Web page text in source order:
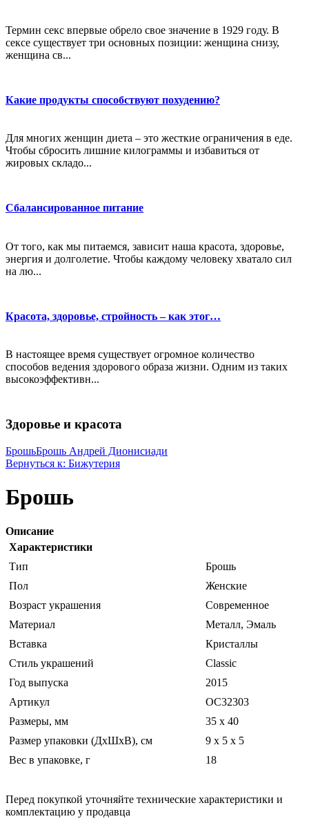
Термин секс впервые обрело свое значение в 1929 году. В
сексе существует три основных позиции: женщина снизу,
женщина св...
Какие продукты способствуют похудению?
Для многих женщин диета – это жесткие ограничения в еде.
Чтобы сбросить лишние килограммы и избавиться от
жировых складо...
Сбалансированное питание
От того, как мы питаемся, зависит наша красота, здоровье,
энергия и долголетие. Чтобы каждому человеку хватало сил
на лю...
Красота, здоровье, стройность – как этог…
В настоящее время существует огромное количество
способов ведения здорового образа жизни. Одним из таких
высокоэффективн...
Здоровье и красота
БрошьБрошь Андрей Дионисиади
Вернуться к: Бижутерия
Брошь
Описание
Характеристики
Тип
Брошь
Пол
Женские
Возраст украшения
Современное
Материал
Металл, Эмаль
Вставка
Кристаллы
Стиль украшений
Classic
Год выпуска
2015
Артикул
ОС32303
Размеры, мм
35 х 40
Размер упаковки (ДхШхВ), см
9 х 5 х 5
Вес в упаковке, г
18
Перед покупкой уточняйте технические характеристики и
комплектацию у продавца